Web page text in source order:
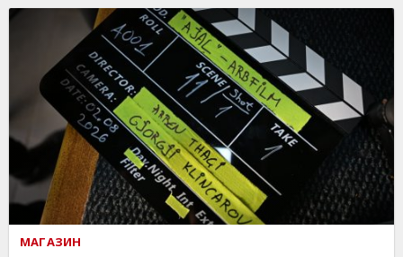
МАГАЗИН